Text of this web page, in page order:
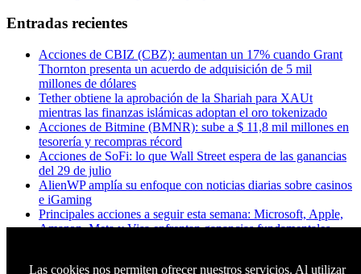
Entradas recientes
Acciones de CBIZ (CBZ): aumentan un 17% cuando Grant
Thornton presenta un acuerdo de adquisición de 5 mil
millones de dólares
Tether obtiene la aprobación de la Shariah para XAUt
mientras las finanzas islámicas adoptan el oro tokenizado
Acciones de Bitmine (BMNR): sube a $ 11,8 mil millones en
tesorería y recompras récord
Acciones de SoFi: lo que Wall Street espera de las ganancias
del 29 de julio
AlienWP amplía su enfoque con noticias diarias sobre casinos
e iGaming
Principales acciones a seguir esta semana: Microsoft, Apple,
Amazon, Meta y Visa enfrentan ganancias fundamentales
Las cookies nos permiten ofrecer nuestros servicios. Al utilizar